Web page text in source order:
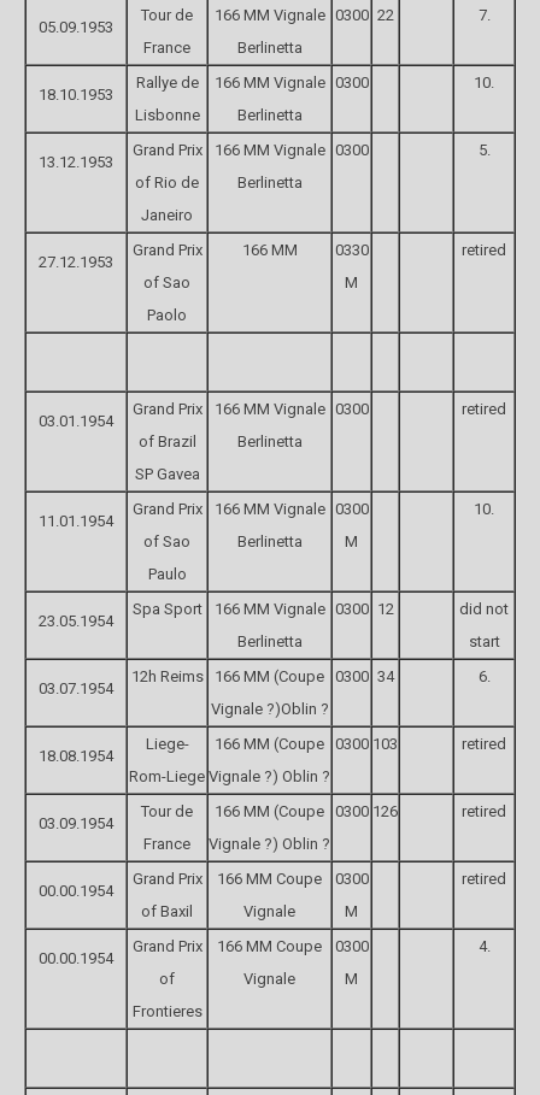
05.09.1953
Tour de
France
166 MM Vignale
Berlinetta
0300 22 7.
18.10.1953
Rallye de
Lisbonne
166 MM Vignale
Berlinetta
0300 10.
13.12.1953
Grand Prix
of Rio de
Janeiro
166 MM Vignale
Berlinetta
0300 5.
27.12.1953
Grand Prix
of Sao
Paolo
166 MM
0330
M
retired
03.01.1954
Grand Prix
of Brazil
SP Gavea
166 MM Vignale
Berlinetta
0300 retired
11.01.1954
Grand Prix
of Sao
Paulo
166 MM Vignale
Berlinetta
0300
M
10.
23.05.1954
Spa Sport
166 MM Vignale
Berlinetta
0300 12
did not
start
03.07.1954
12h Reims
166 MM (Coupe
Vignale ?)Oblin ?
0300 34 6.
18.08.1954
Liege-
Rom-Liege
166 MM (Coupe
Vignale ?) Oblin ?
0300 103 retired
03.09.1954
Tour de
France
166 MM (Coupe
Vignale ?) Oblin ?
0300 126 retired
00.00.1954
Grand Prix
of Baxil
166 MM Coupe
Vignale
0300
M
retired
00.00.1954
Grand Prix
of
Frontieres
166 MM Coupe
Vignale
0300
M
4.